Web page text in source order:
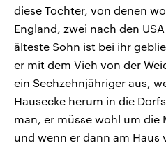
diese Tochter, von denen
England, zwei nach den
älteste Sohn ist bei ihr
er mit dem Vieh von der
ein Sechzehnjähriger aus,
Hausecke herum in die
man, er müsse wohl um die
und wenn er dann am